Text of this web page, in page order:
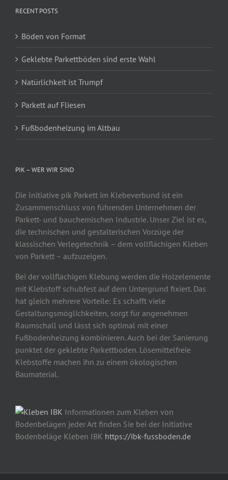
RECENT POSTS
Böden von Format
Geklebte Parkettböden sind erste Wahl
Natürlichkeit ist Trumpf
Parkett auf Fliesen
Fußbodenheizung im Altbau
PIK – WER WIR SIND
Die Initiative pik Parkett im Klebeverbund ist ein
Zusammenschluss von führenden Unternehmen der
Parkett- und bauchemischen Industrie. Unser Ziel ist es,
die technischen und gestalterischen Vorzüge der
klassischen Verlegetechnik – dem vollflächigen Kleben
von Parkett – aufzuzeigen.
Bei der vollflächigen Klebung werden die Holzelemente
mit Klebstoff schubfest auf dem Untergrund fixiert. Das
hat gleich mehrere Vorteile: Es schafft viele
Gestaltungsmöglichkeiten, sorgt für angenehmen
Raumschall und lässt sich optimal mit einer
Fußbodenheizung kombinieren. Auch bei der Sanierung
punktet der geklebte Parkettboden. Lösemittelfreie
Klebstoffe machen ihn zu einem ökologischen
Baumaterial.
Informationen zum Kleben von
Bodenbelägen jeder Art finden Sie bei der Initiative
Bodenbeläge Kleben IBK https://ibk-fussboden.de